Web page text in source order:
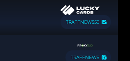
TRAFFNEWS50
TRAFFNEWS